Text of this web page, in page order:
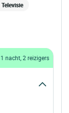
Televisie
1 nacht, 2 reizigers